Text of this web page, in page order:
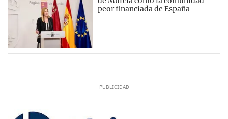
peor financiada de España